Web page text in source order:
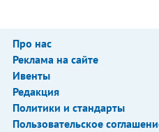
Про нас
Реклама на сайте
Ивенты
Редакция
Политики и стандарты
Пользовательское